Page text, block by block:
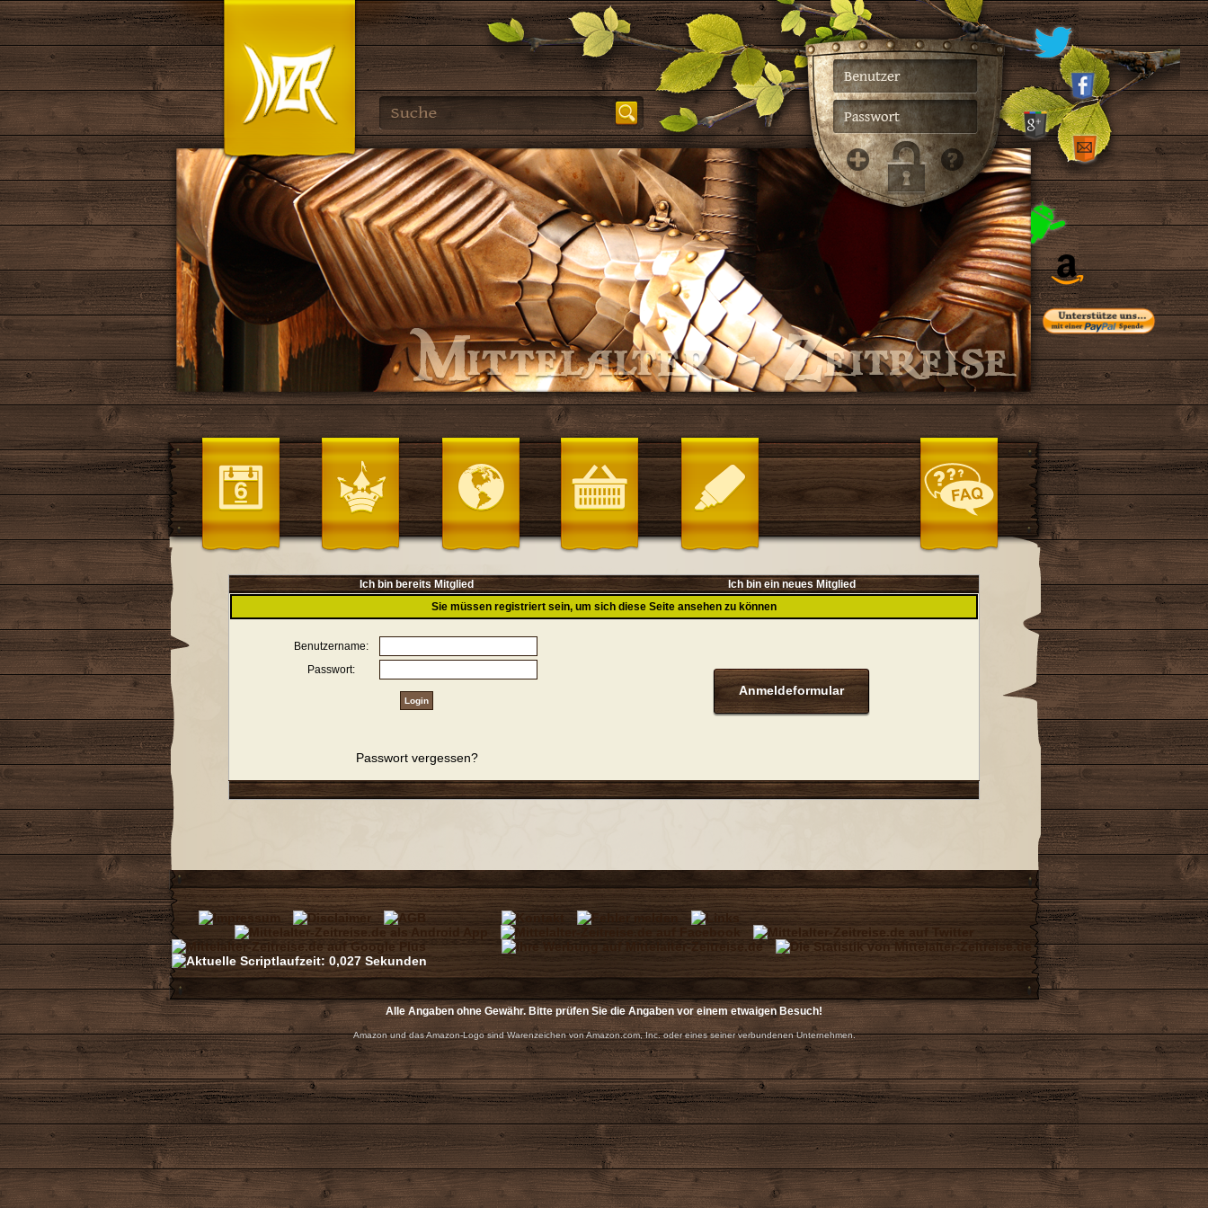
Ich bin bereits Mitglied
Ich bin ein neues Mitglied
Sie müssen registriert sein, um sich diese Seite ansehen zu können
Benutzername:
Passwort:
Passwort vergessen?
Anmeldeformular
Alle Angaben ohne Gewähr. Bitte prüfen Sie die Angaben vor einem etwaigen Besuch!
Amazon und das Amazon-Logo sind Warenzeichen von Amazon.com, Inc. oder eines seiner verbundenen Unternehmen.